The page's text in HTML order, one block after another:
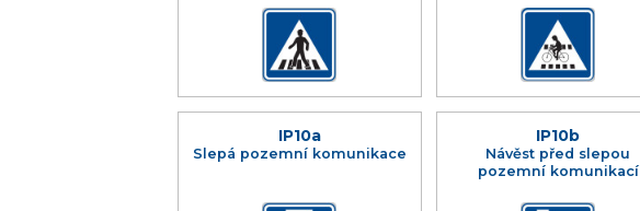
IP10a
Slepá pozemní komunikace
IP10b
Návěst před slepou
pozemní komunikací